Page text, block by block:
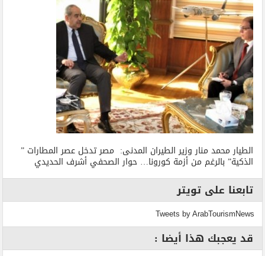
الطيار محمد منار وزير الطيران المدنى: مصر تدخل عصر المطارات ”
الذكية” بالرغم من أزمة كورونا… حوار الصحفي أشرف الحديدي
تابعنا على تويتر
Tweets by ArabTourismNews
قد يعجبك هذا أيضا :